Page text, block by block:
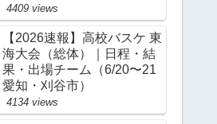
阪】
4409 views
【2026速報】高校バスケ 東
海大会（総体）｜日程・結
果・出場チーム（6/20〜21
愛知・刈谷市）
4134 views